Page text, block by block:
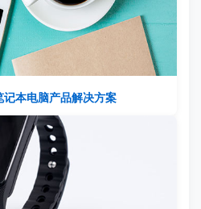
本电脑产品解决方案